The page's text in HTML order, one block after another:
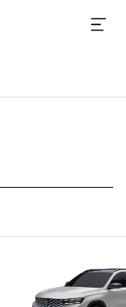
메뉴 열기